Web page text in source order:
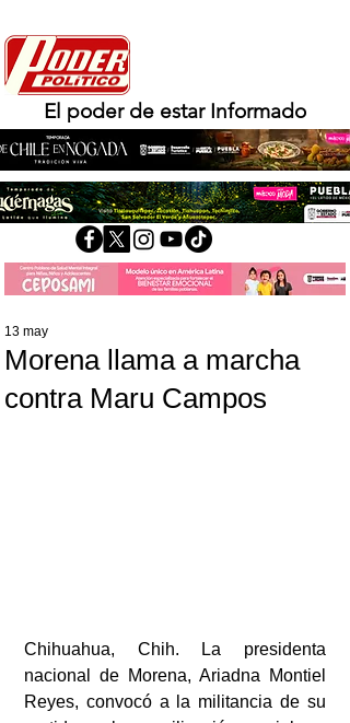
El poder de estar Informado
Morena llama a marcha
contra Maru Campos
13 may
Chihuahua, Chih. La presidenta
nacional de Morena, Ariadna Montiel
Reyes, convocó a la militancia de su